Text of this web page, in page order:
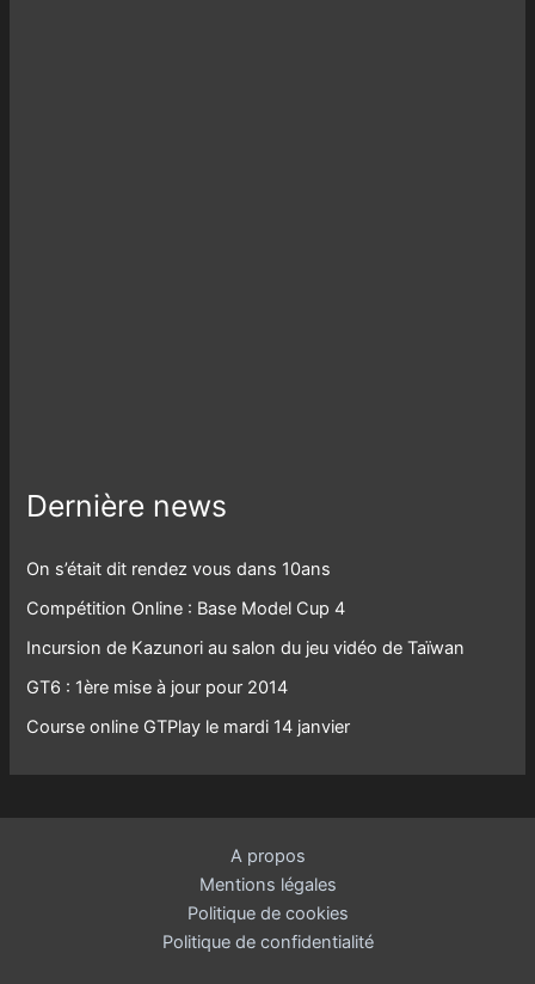
Dernière news
On s’était dit rendez vous dans 10ans
Compétition Online : Base Model Cup 4
Incursion de Kazunori au salon du jeu vidéo de Taïwan
GT6 : 1ère mise à jour pour 2014
Course online GTPlay le mardi 14 janvier
A propos
Mentions légales
Politique de cookies
Politique de confidentialité